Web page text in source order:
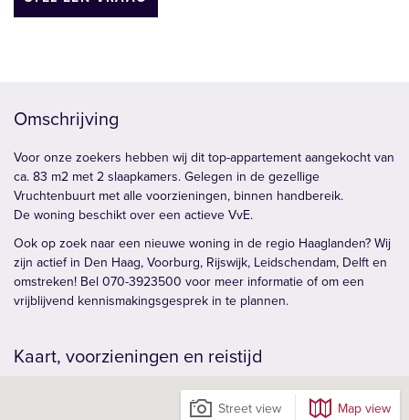
Omschrijving
Voor onze zoekers hebben wij dit top-appartement aangekocht van
ca. 83 m2 met 2 slaapkamers. Gelegen in de gezellige
Vruchtenbuurt met alle voorzieningen, binnen handbereik.
De woning beschikt over een actieve VvE.
Ook op zoek naar een nieuwe woning in de regio Haaglanden? Wij
zijn actief in Den Haag, Voorburg, Rijswijk, Leidschendam, Delft en
omstreken! Bel 070-3923500 voor meer informatie of om een
vrijblijvend kennismakingsgesprek in te plannen.
Kaart, voorzieningen en reistijd
Street view Map view